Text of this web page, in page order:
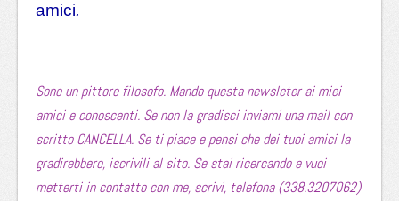
amici.
Sono un pittore filosofo. Mando questa newsleter ai miei
amici e conoscenti. Se non la gradisci inviami una mail con
scritto CANCELLA. Se ti piace e pensi che dei tuoi amici la
gradirebbero, iscrivili al sito. Se stai ricercando e vuoi
metterti in contatto con me, scrivi, telefona (338.3207062)